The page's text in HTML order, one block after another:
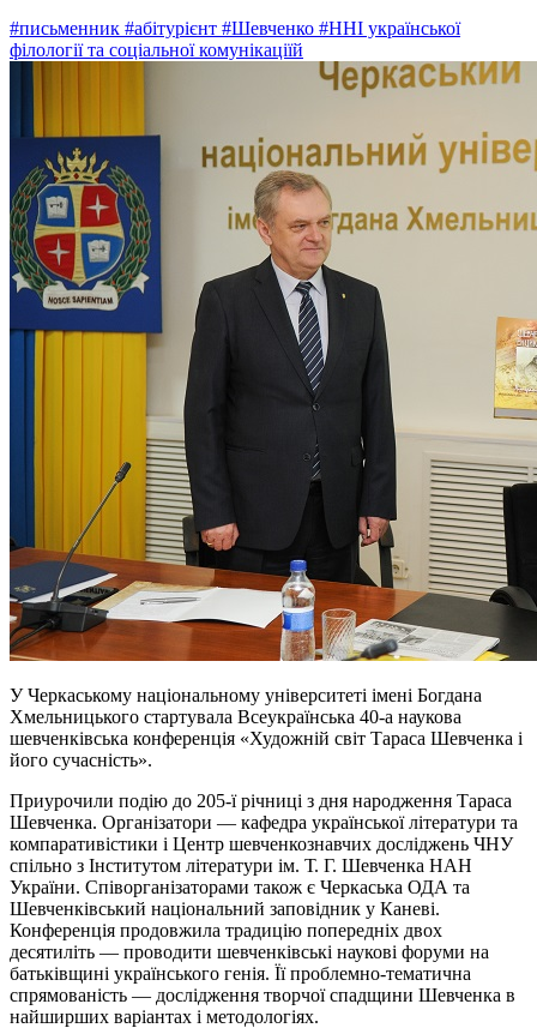
#письменник #абітурієнт #Шевченко #ННІ української
філології та соціальної комунікаціїй
У Черкаському національному університеті імені Богдана
Хмельницького стартувала Всеукраїнська 40-а наукова
шевченківська конференція «Художній світ Тараса Шевченка і
його сучасність».
Приурочили подію до 205-ї річниці з дня народження Тараса
Шевченка. Організатори — кафедра української літератури та
компаративістики і Центр шевченкознавчих досліджень ЧНУ
спільно з Інститутом літератури ім. Т. Г. Шевченка НАН
України. Співорганізаторами також є Черкаська ОДА та
Шевченківський національний заповідник у Каневі.
Конференція продовжила традицію попередніх двох
десятиліть — проводити шевченківські наукові форуми на
батьківщині українського генія. Її проблемно-тематична
спрямованість — дослідження творчої спадщини Шевченка в
найширших варіантах і методологіях.